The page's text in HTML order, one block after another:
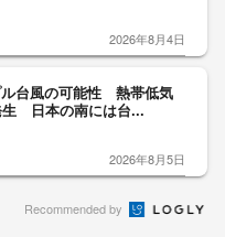
2026年8月4日
ル台風の可能性 熱帯低気
生 日本の南には台...
2026年8月5日
Recommended by